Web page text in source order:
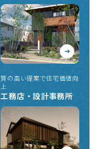
質の高い提案で住宅価値向
上
工務店・設計事務所